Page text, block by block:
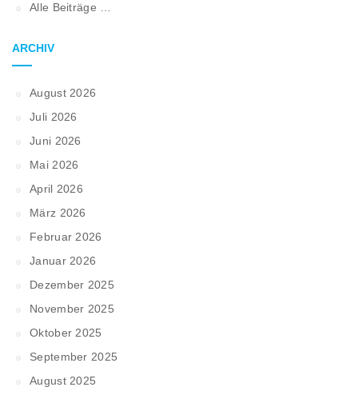
Alle Beiträge …
ARCHIV
August 2026
Juli 2026
Juni 2026
Mai 2026
April 2026
März 2026
Februar 2026
Januar 2026
Dezember 2025
November 2025
Oktober 2025
September 2025
August 2025